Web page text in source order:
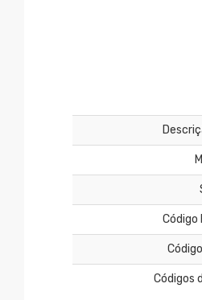
Código
Códigos